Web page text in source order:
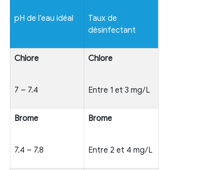
pH de l’eau idéal
Taux de
désinfectant
Chlore
7 – 7.4
Chlore
Entre 1 et 3 mg/L
Brome
7.4 – 7.8
Brome
Entre 2 et 4 mg/L